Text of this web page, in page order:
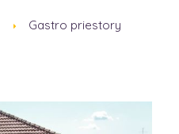
Gastro priestory